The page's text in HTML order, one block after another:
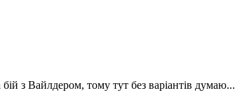
з Вайлдером, тому тут без варіантів думаю...